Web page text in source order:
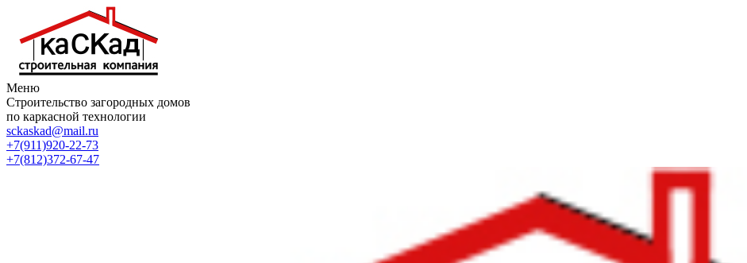
Меню
Строительство загородных домов
по каркасной технологии
sckaskad@mail.ru
+7(911)920-22-73
+7(812)372-67-47